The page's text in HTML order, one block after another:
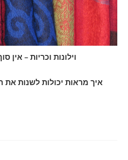
וילונות וכריות – אין
איך מראות יכולות לשנות